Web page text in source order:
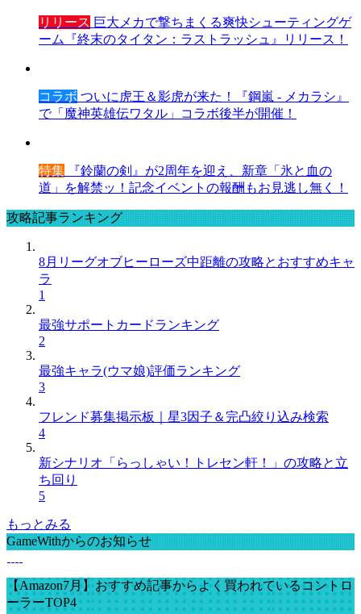
リリース 巨大メカで撃ちまくる爽快シューティングゲ
ーム『終末のタイタン：ラストラッシュ』リリース！
コラボ ついに虎王＆影虎が来た！『鋼嵐 - メカラシ』
で「魔神英雄伝ワタル」コラボ後半が開催！
特集 『鈴蘭の剣』が2周年を迎え、新章「氷と血の
道」を解禁ッ！記念イベントの報酬もお見逃し無く！
攻略記事ランキング
8月リーグオブヒーローズ中距離の攻略とおすすめキャ
ラ
1
最強サポートカードランキング
2
最強キャラ(ウマ娘)評価ランキング
3
フレンド募集掲示板｜星3因子＆完凸絞り込み検索
4
新シナリオ「らっしゃい！トレセン軒！」の攻略と立
ち回り
5
もっとみる
GameWithからのお知らせ
【Amazon7月】おすすめ記事からよく買われているコントロ
ーラーTOP4